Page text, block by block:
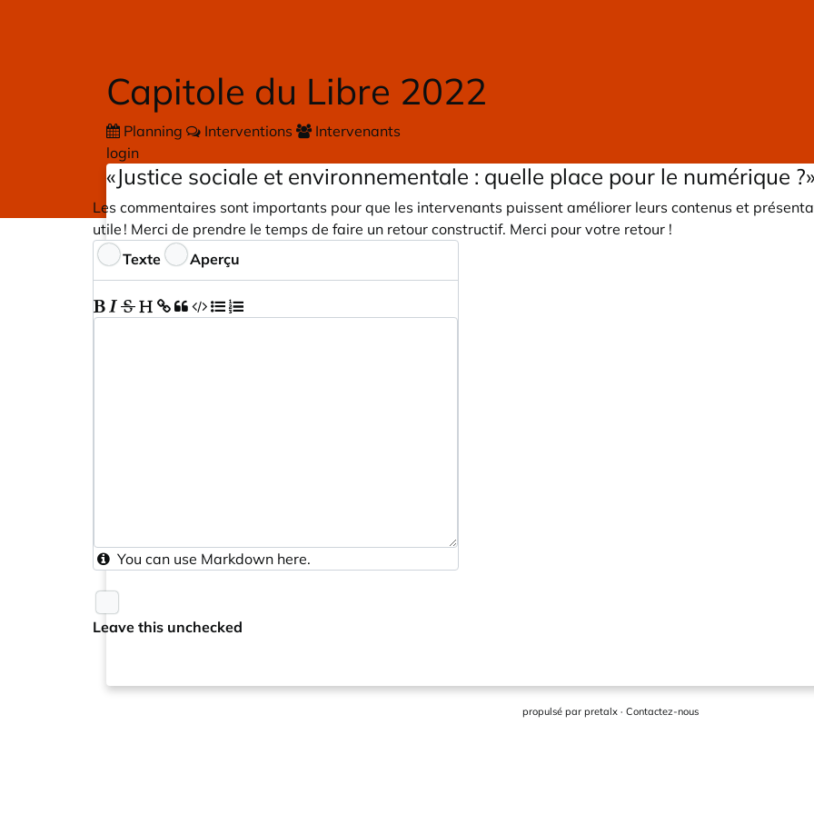
Capitole du Libre 2022
Planning Interventions
Intervenants
login
«Justice sociale et environnementale : quelle place pour le numérique ?»
Les commentaires sont importants pour que les intervenants puissent améliorer leurs contenus et
utile ! Merci de prendre le temps de faire un retour constructif. Merci pour votre retour !
Commentaires
Texte Aperçu
You can use Markdown here.
Leave this unchecked
propulsé par pretalx · Contactez-nous